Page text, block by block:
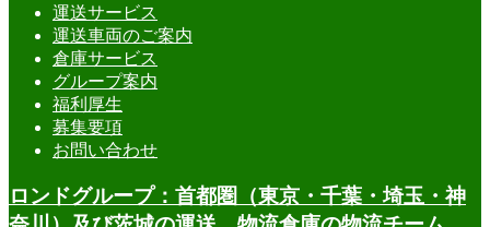
運送サービス
運送車両のご案内
倉庫サービス
グループ案内
福利厚生
募集要項
お問い合わせ
ロンドグループ：首都圏（東京・千葉・埼玉・神